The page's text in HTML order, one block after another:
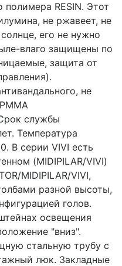
полимера RESIN. Этот
не ржавеет, не
его не нужно
влаго защищены по
защита от
не
службы
Температура
В серии VIVI есть
(MIDIPILAR/VIVI)
MIDIPILAR/VIVI,
разной высоты,
голов.
освещения
"вниз".
стальную трубу с
люк. Закладные